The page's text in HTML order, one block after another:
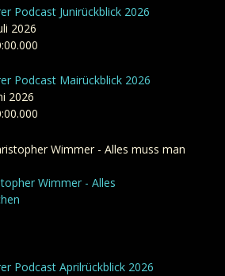
Podcast Junirückblick 2026
2026
Podcast Mairückblick 2026
2026
Wimmer - Alles
Podcast Aprilrückblick 2026